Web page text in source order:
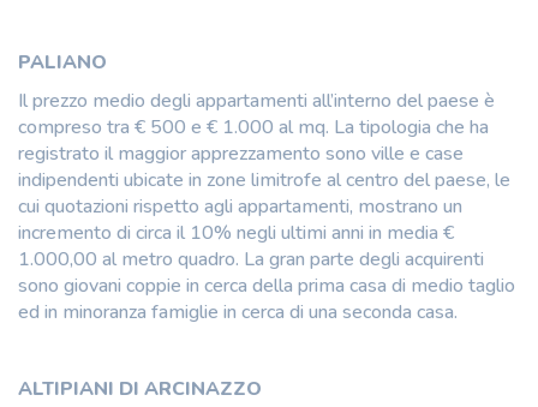
PALIANO
Il prezzo medio degli appartamenti all’interno del paese è
compreso tra € 500 e € 1.000 al mq. La tipologia che ha
registrato il maggior apprezzamento sono ville e case
indipendenti ubicate in zone limitrofe al centro del paese, le
cui quotazioni rispetto agli appartamenti, mostrano un
incremento di circa il 10% negli ultimi anni in media €
1.000,00 al metro quadro. La gran parte degli acquirenti
sono giovani coppie in cerca della prima casa di medio taglio
ed in minoranza famiglie in cerca di una seconda casa.
ALTIPIANI DI ARCINAZZO